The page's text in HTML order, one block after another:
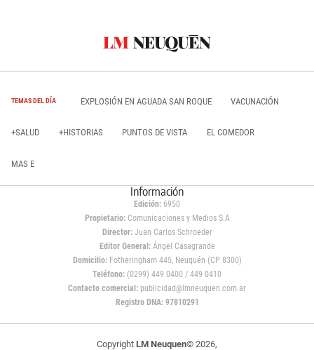
TEMAS DEL DÍA EXPLOSIÓN EN AGUADA SAN ROQUE VACUNACIÓN
+SALUD +HISTORIAS PUNTOS DE VISTA EL COMEDOR
MAS E
Información
Edición: 6950
Propietario:Comunicaciones y Medios S.A
Director: Juan Carlos Schroeder
Editor General:Ángel Casagrande
Domicilio:Fotheringham 445, Neuquén (CP 8300)
Teléfono: (0299) 449 0400 / 449 0410
Contacto comercial: publicidad@lmneuquen.com.ar
Registro DNA: 97810291
Copyright LM Neuquen© 2026,